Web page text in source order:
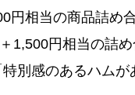
円相当の商品詰め
1,500円相当の詰
別感のあるハムが